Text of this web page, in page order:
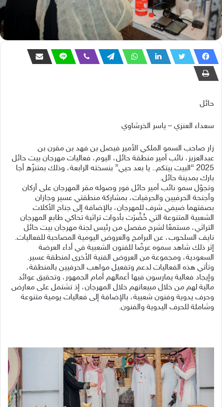
حائل
سعداء العنزي – ياسر الخرشاوي
زار صاحب السمو الملكي الأمير فيصل بن فهد بن مقرن بن
عبدالعزيز، نائب أمير منطقة حائل، اليوم، فعاليات مهرجان بيت حائل
2025 “البيت بيتكم.. يا بعد حيي” بنسخته الرابعة، وذلك بمتنزّه أجا
بارك بمدينة حائل.
وتجوّل سمو نائب أمير حائل فور وصوله مقر المهرجان على أركان
وأجنحة الحرفيين والحرفيات، بمشاركة منطقتي عسير وجازان
بصفتهما ضيفي شرف للمهرجان، بالإضافة إلى جناح الأكلات
الشعبية المتنوعة التي حُضِّرَت بأدوات تراثية تحاكي طابع المهرجان
التراثي، مستمعًا لشرح مفصل من رئيس لجنة مهرجان بيت حائل
نايف السلحوب، عن البرامج والعروض اليومية المصاحبة للفعاليات.
إثر ذلك شاهد سموه عرضًا للفنون الشعبية في أداء العرضة
السعودية، ومجموعة من العروض الفنية الأخرى لمنطقة عسير.
وتأتي هذه الفعاليات لدعم وتفعيل مواهب الحرفيين بالمنطقة،
وإيجاد فعالية يمارسون فيها أعمالهم أمام الجمهور، وتحقيق عوائد
مالية لهم من خلال مبيعاتهم خلال المهرجان، إذ تشتمل على معارض
وحرف يدوية وفنون شعبية، بالإضافة إلى فعاليات يومية متنوعة
وشاملة للحرف اليدوية والفنون.